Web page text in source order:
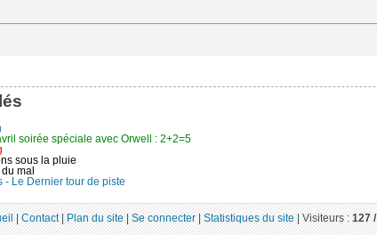
soirée spéciale avec Orwell : 2+2=5
sous la pluie
mal
- Le Dernier tour de piste
|Contact|Plan du site|Se connecter|Statistiques du site|Visiteurs :127 /